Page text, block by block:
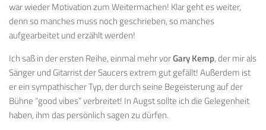
war wieder Motivation zum Weitermachen! Klar geht es weiter,
denn so manches muss noch geschrieben, so manches
aufgearbeitet und erzählt werden!
Ich saß in der ersten Reihe, einmal mehr vorGary Kemp, der mir als
Sänger und Gitarrist der Saucers extrem gut gefällt! Außerdem ist
er ein sympathischer Typ, der durch seine Begeisterung auf der
Bühne “good vibes” verbreitet! In Augst sollte ich die Gelegenheit
haben, ihm das persönlich sagen zu dürfen.